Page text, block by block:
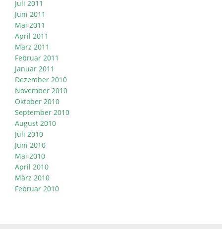
Juli 2011
Juni 2011
Mai 2011
April 2011
März 2011
Februar 2011
Januar 2011
Dezember 2010
November 2010
Oktober 2010
September 2010
August 2010
Juli 2010
Juni 2010
Mai 2010
April 2010
März 2010
Februar 2010